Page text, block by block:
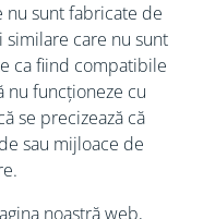
nu sunt fabricate de
care nu sunt
ca fiind compatibile
nu funcționeze cu
se precizează că
sau mijloace de
noastră web,